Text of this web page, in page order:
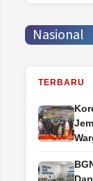
Nasional
TERBARU